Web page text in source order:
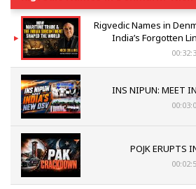
Rigvedic Names in
India’s Forgotten
INS NIPUN: MEET
POJK ERUPTS